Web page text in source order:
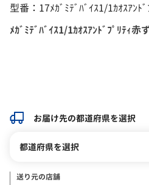
型番：17ﾒｶﾞﾐﾃﾞﾊﾞｲｽ1/1ｶｵｽｱﾝﾄ
ﾒｶﾞﾐﾃﾞﾊﾞｲｽ1/1ｶｵｽｱﾝﾄﾞﾌﾟﾘﾃｨ赤
お届け先の都道府県を選択
都道府県を選択
送り元の店舗